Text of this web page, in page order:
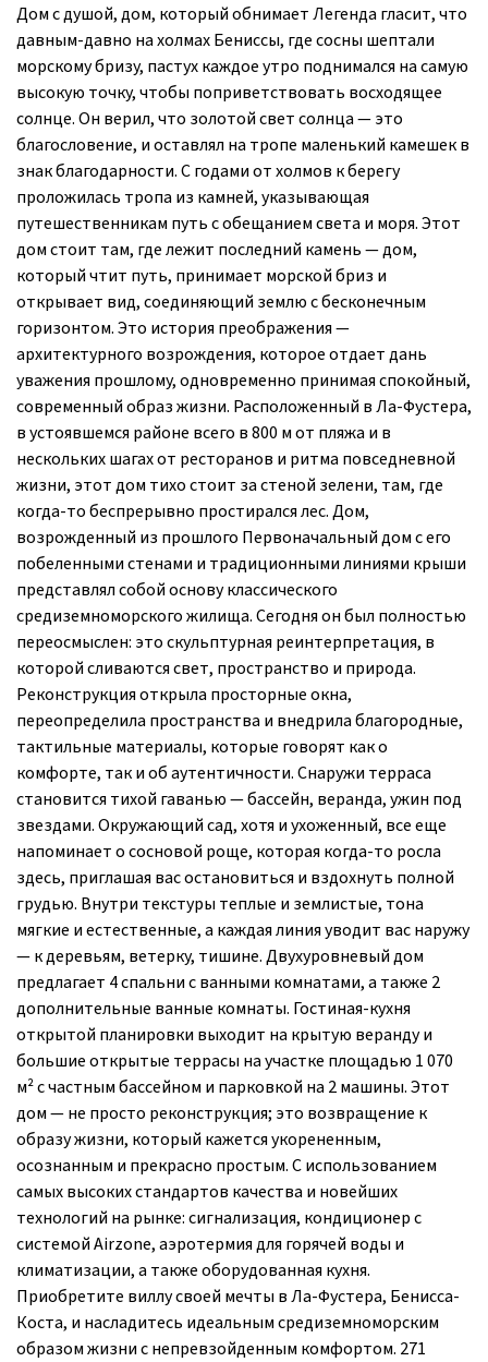
Дом с душой, дом, который обнимает Легенда гласит, что
давным-давно на холмах Бениссы, где сосны шептали
морскому бризу, пастух каждое утро поднимался на самую
высокую точку, чтобы поприветствовать восходящее
солнце. Он верил, что золотой свет солнца — это
благословение, и оставлял на тропе маленький камешек в
знак благодарности. С годами от холмов к берегу
проложилась тропа из камней, указывающая
путешественникам путь с обещанием света и моря. Этот
дом стоит там, где лежит последний камень — дом,
который чтит путь, принимает морской бриз и
открывает вид, соединяющий землю с бесконечным
горизонтом. Это история преображения —
архитектурного возрождения, которое отдает дань
уважения прошлому, одновременно принимая спокойный,
современный образ жизни. Расположенный в Ла-Фустера,
в устоявшемся районе всего в 800 м от пляжа и в
нескольких шагах от ресторанов и ритма повседневной
жизни, этот дом тихо стоит за стеной зелени, там, где
когда-то беспрерывно простирался лес. Дом,
возрожденный из прошлого Первоначальный дом с его
побеленными стенами и традиционными линиями крыши
представлял собой основу классического
средиземноморского жилища. Сегодня он был полностью
переосмыслен: это скульптурная реинтерпретация, в
которой сливаются свет, пространство и природа.
Реконструкция открыла просторные окна,
переопределила пространства и внедрила благородные,
тактильные материалы, которые говорят как о
комфорте, так и об аутентичности. Снаружи терраса
становится тихой гаванью — бассейн, веранда, ужин под
звездами. Окружающий сад, хотя и ухоженный, все еще
напоминает о сосновой роще, которая когда-то росла
здесь, приглашая вас остановиться и вздохнуть полной
грудью. Внутри текстуры теплые и землистые, тона
мягкие и естественные, а каждая линия уводит вас наружу
— к деревьям, ветерку, тишине. Двухуровневый дом
предлагает 4 спальни с ванными комнатами, а также 2
дополнительные ванные комнаты. Гостиная-кухня
открытой планировки выходит на крытую веранду и
большие открытые террасы на участке площадью 1 070
м² с частным бассейном и парковкой на 2 машины. Этот
дом — не просто реконструкция; это возвращение к
образу жизни, который кажется укорененным,
осознанным и прекрасно простым. С использованием
самых высоких стандартов качества и новейших
технологий на рынке: сигнализация, кондиционер с
системой Airzone, аэротермия для горячей воды и
климатизации, а также оборудованная кухня.
Приобретите виллу своей мечты в Ла-Фустера, Бенисса-
Коста, и насладитесь идеальным средиземноморским
образом жизни с непревзойденным комфортом. 271